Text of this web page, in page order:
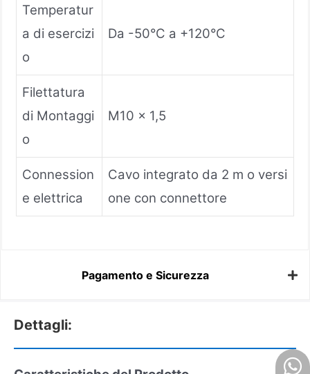
Temperatur
a di esercizi
o
Da -50°C a +120°C
Filettatura
di Montaggi
o
M10 x 1,5
Connession
e elettrica
Cavo integrato da 2 m o versi
one con connettore
Pagamento e Sicurezza
Dettagli: